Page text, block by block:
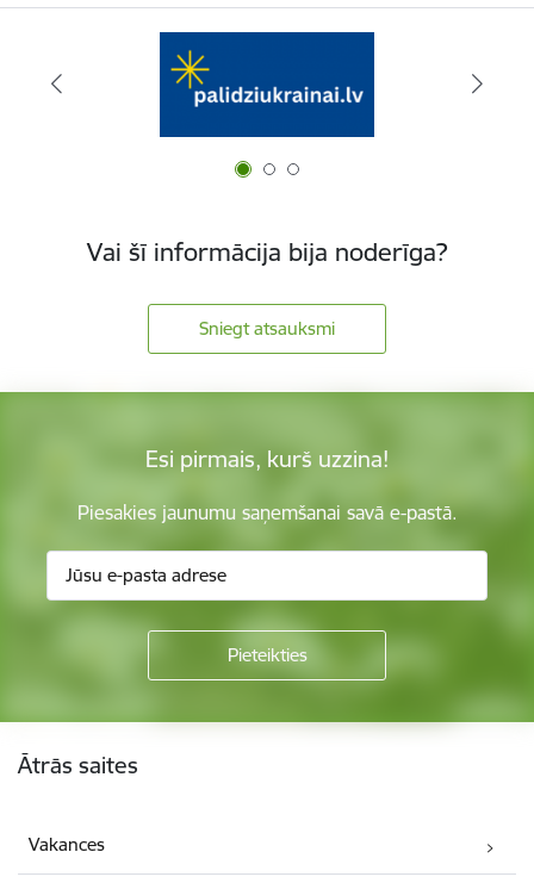
Vai šī informācija bija noderīga?
Sniegt atsauksmi
Esi pirmais, kurš uzzina!
Piesakies jaunumu saņemšanai savā e-pastā.
Ātrās saites
Vakances